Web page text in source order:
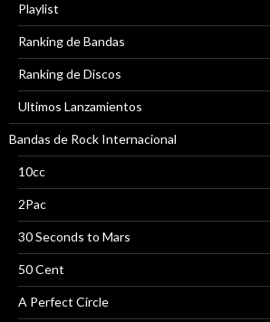
Playlist
Ranking de Bandas
Ranking de Discos
Ultimos Lanzamientos
Bandas de Rock Internacional
10cc
2Pac
30 Seconds to Mars
50 Cent
A Perfect Circle